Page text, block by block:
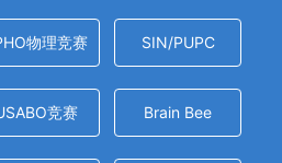
物理竞赛 SIN/PUPC
竞赛 Brain Bee